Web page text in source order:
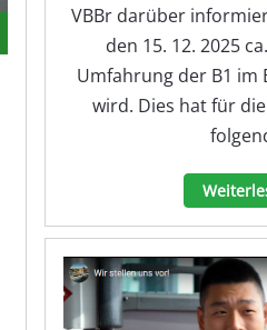
VBBr darüber
den 15. 12. 2025
Umfahrung der B1 im
wird. Dies hat für